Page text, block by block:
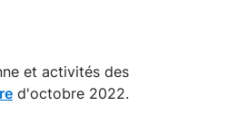
et activités des
d'octobre 2022.